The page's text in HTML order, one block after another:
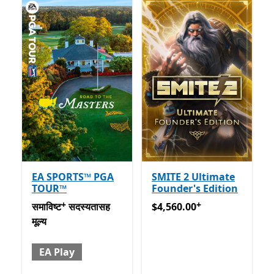
EA SPORTS™ PGA
TOUR™
समाविष्ट सदस्यतासह मूल्य EA Playअॅप खरेदीमधले ऑफर्स
समाविष्ट+ सदस्यतासह
मूल्य
EA Play
SMITE 2 Ultimate
Founder's Edition
$4,560.00अॅप खरेदीमधले
$4,560.00+